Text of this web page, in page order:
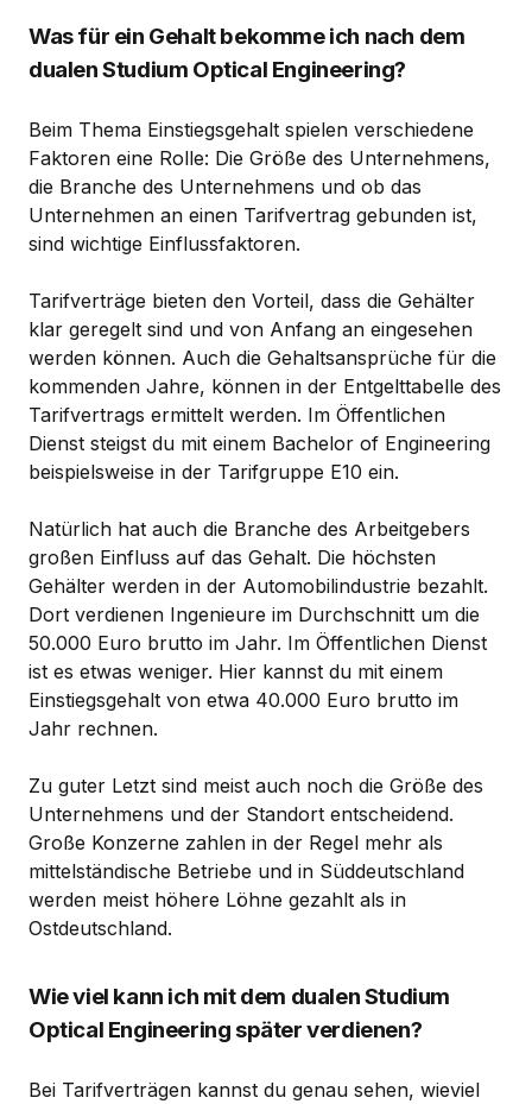
Was für ein Gehalt bekomme ich nach dem
dualen Studium Optical Engineering?
Beim Thema Einstiegsgehalt spielen verschiedene
Faktoren eine Rolle: Die Größe des Unternehmens,
die Branche des Unternehmens und ob das
Unternehmen an einen Tarifvertrag gebunden ist,
sind wichtige Einflussfaktoren.
Tarifverträge bieten den Vorteil, dass die Gehälter
klar geregelt sind und von Anfang an eingesehen
werden können. Auch die Gehaltsansprüche für die
kommenden Jahre, können in der Entgelttabelle des
Tarifvertrags ermittelt werden. Im Öffentlichen
Dienst steigst du mit einem Bachelor of Engineering
beispielsweise in der Tarifgruppe E10 ein.
Natürlich hat auch die Branche des Arbeitgebers
großen Einfluss auf das Gehalt. Die höchsten
Gehälter werden in der Automobilindustrie bezahlt.
Dort verdienen Ingenieure im Durchschnitt um die
50.000 Euro brutto im Jahr. Im Öffentlichen Dienst
ist es etwas weniger. Hier kannst du mit einem
Einstiegsgehalt von etwa 40.000 Euro brutto im
Jahr rechnen.
Zu guter Letzt sind meist auch noch die Größe des
Unternehmens und der Standort entscheidend.
Große Konzerne zahlen in der Regel mehr als
mittelständische Betriebe und in Süddeutschland
werden meist höhere Löhne gezahlt als in
Ostdeutschland.
Wie viel kann ich mit dem dualen Studium
Optical Engineering später verdienen?
Bei Tarifverträgen kannst du genau sehen, wieviel